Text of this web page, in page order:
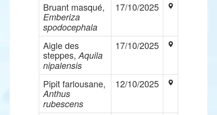
Bruant masqué,
Emberiza
spodocephala
17/10/2025
Aigle des
steppes, Aquila
nipalensis
17/10/2025
Pipit farlousane,
Anthus
rubescens
12/10/2025